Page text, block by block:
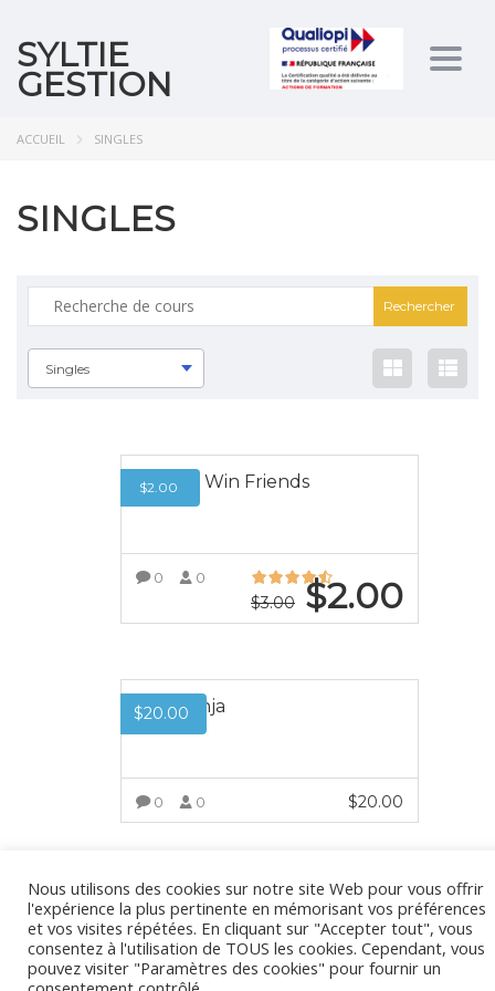
SYLTIE
GESTION
ACCUEIL SINGLES
SINGLES
Singles
$2.00
How to Win Friends
0 0
$3.00 $2.00
$20.00
Woo Ninja
0 0 $20.00
Nous utilisons des cookies sur notre site Web pour vous offrir
l'expérience la plus pertinente en mémorisant vos préférences
et vos visites répétées. En cliquant sur "Accepter tout", vous
consentez à l'utilisation de TOUS les cookies. Cependant, vous
pouvez visiter "Paramètres des cookies" pour fournir un